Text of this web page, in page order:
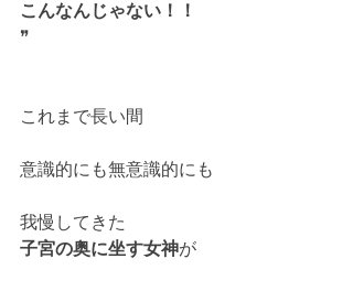
こんなんじゃない！！
❞
これまで長い間
意識的にも無意識的にも
我慢してきた
子宮の奥に坐す女神が